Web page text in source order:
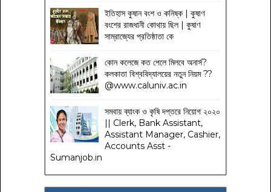
ইতিহাস কুষান বংশ ও কনিষ্ক | কুষাণ
বংশের রাজধানী কোথায় ছিল | কুষাণ
সাম্রাজ্যের প্রতিষ্ঠাতা কে
কোন কলেজে কত পেলে মিলবে অনার্স?
কলকাতা বিশ্ববিদ্যালয়ের নতুন নিয়ম??
@www.caluniv.ac.in
সমবায় ব্যাংক ও কৃষি দপ্তরে নিয়োগ ২০২০
|| Clerk, Bank Assistant,
Assistant Manager, Cashier,
Accounts Asst -
Sumanjob.in